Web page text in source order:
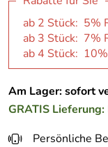
ab 2 Stück: 5%
ab 3 Stück: 7%
ab 4 Stück:
Am Lager: sofort
GRATIS
Persönliche